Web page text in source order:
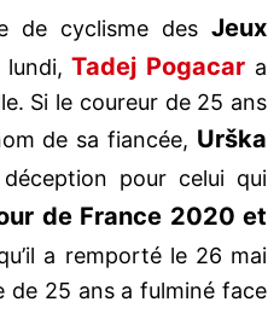
de cyclisme des Jeux
lundi,Tadej Pogacar a
Si le coureur de 25 ans
de sa fiancée, Urška
pour celui qui
de France 2020 et
a remporté le 26 mai
de 25 ans a fulminé face